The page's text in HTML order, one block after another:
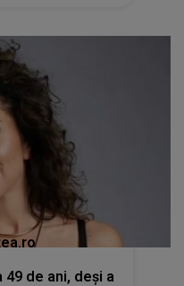
49 de ani, deși a